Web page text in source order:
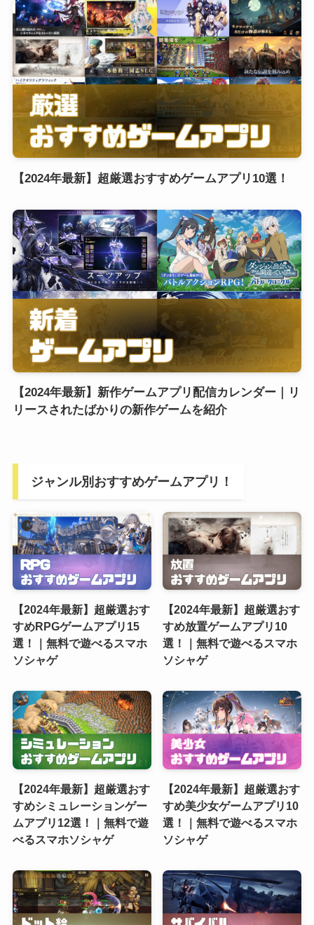
【2024年最新】超厳選おすすめゲームアプリ10選！
【2024年最新】新作ゲームアプリ配信カレンダー｜リ
リースされたばかりの新作ゲームを紹介
ジャンル別おすすめゲームアプリ！
【2024年最新】超厳選おす
すめRPGゲームアプリ15
選！｜無料で遊べるスマホ
ソシャゲ
【2024年最新】超厳選おす
すめ放置ゲームアプリ10
選！｜無料で遊べるスマホ
ソシャゲ
【2024年最新】超厳選おす
すめシミュレーションゲー
ムアプリ12選！｜無料で遊
べるスマホソシャゲ
【2024年最新】超厳選おす
すめ美少女ゲームアプリ10
選！｜無料で遊べるスマホ
ソシャゲ